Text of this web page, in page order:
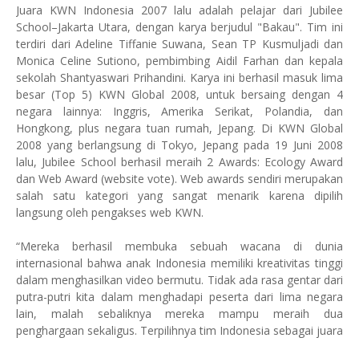
Juara KWN Indonesia 2007 lalu adalah pelajar dari Jubilee
School–Jakarta Utara, dengan karya berjudul "Bakau". Tim ini
terdiri dari Adeline Tiffanie Suwana, Sean TP Kusmuljadi dan
Monica Celine Sutiono, pembimbing Aidil Farhan dan kepala
sekolah Shantyaswari Prihandini. Karya ini berhasil masuk lima
besar (Top 5) KWN Global 2008, untuk bersaing dengan 4
negara lainnya: Inggris, Amerika Serikat, Polandia, dan
Hongkong, plus negara tuan rumah, Jepang. Di KWN Global
2008 yang berlangsung di Tokyo, Jepang pada 19 Juni 2008
lalu, Jubilee School berhasil meraih 2 Awards: Ecology Award
dan Web Award (website vote). Web awards sendiri merupakan
salah satu kategori yang sangat menarik karena dipilih
langsung oleh pengakses web KWN.
“Mereka berhasil membuka sebuah wacana di dunia
internasional bahwa anak Indonesia memiliki kreativitas tinggi
dalam menghasilkan video bermutu. Tidak ada rasa gentar dari
putra-putri kita dalam menghadapi peserta dari lima negara
lain, malah sebaliknya mereka mampu meraih dua
penghargaan sekaligus. Terpilihnya tim Indonesia sebagai juara